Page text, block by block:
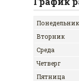
Понедельник
Вторник
Среда
Четверг
Пятница